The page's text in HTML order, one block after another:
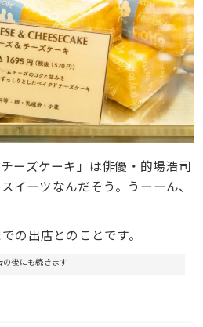
ーズケーキ」は俳優・的場浩司
イーツなんだそう。うーーん、
の出店とのことです。
の後にも続きます